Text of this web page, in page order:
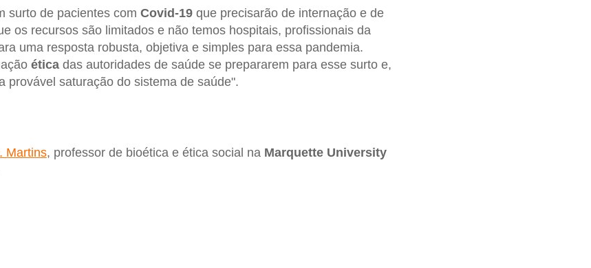
surto de pacientes com Covid-19que precisarão de internação e de
os recursos são limitados e não temos hospitais, profissionais da
uma resposta robusta, objetiva e simples para essa pandemia.
éticadas autoridades de saúde se prepararem para esse surto e,
provável saturação do sistema de saúde".
Martins, professor de bioética e ética social na Marquette University